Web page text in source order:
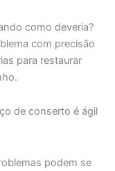
como deveria?
com precisão
para restaurar
de conserto é ágil
podem se